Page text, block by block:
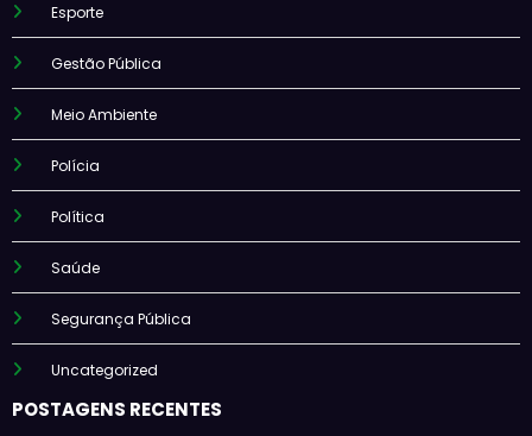
Esporte
Gestão Pública
Meio Ambiente
Polícia
Política
Saúde
Segurança Pública
Uncategorized
POSTAGENS RECENTES